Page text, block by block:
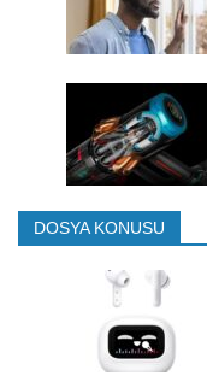
DOSYA KONUSU